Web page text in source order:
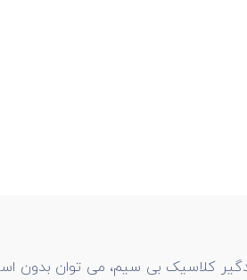
کلاسیک بی سیم، می توان بدون